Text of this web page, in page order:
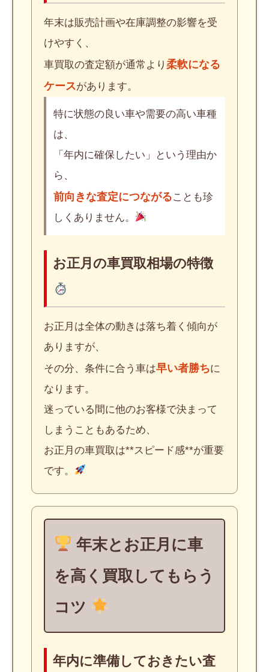
年末は販売計画や在庫調整の影響を受
けやすく、
車買取の査定額が通常より 柔軟になる
ケースがあります。
特に状態の良い車や需要の高い車種
は、
「年内に確保したい」という理由か
ら、
前向きな査定につながることも珍
しくありません。
お正月の車買取相場の特徴
お正月は全体の動きは落ち着く傾向が
ありますが、
その分、条件に合う車は早い者勝ちに
なります。
迷っている間に他のお客様で決まって
しまうこともあるため、
お正月の車買取は**スピード感**が重要
です。
年末とお正月に車
を高く買取してもらう
コツ
年内に準備しておきたい査